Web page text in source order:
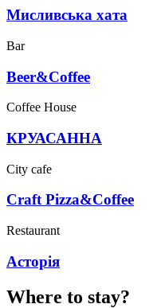
Мисливська хата
Bar
Beer&Coffee
Coffee House
КРУАСАННА
City cafe
Craft Pizza&Coffee
Restaurant
Асторія
Where to stay?